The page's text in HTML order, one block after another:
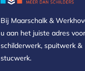
Bij Maarschalk &
u aan het juiste adres voor
schilderwerk, spuitwerk &
stucwerk.